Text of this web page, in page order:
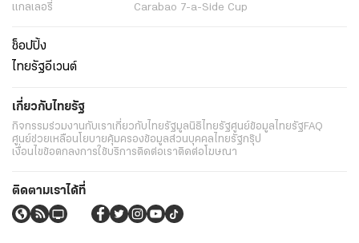
แกลเลอรี่
Carabao 7-a-Side Cup
ช็อปปิ้ง
ไทยรัฐอีเวนต์
เกี่ยวกับไทยรัฐ
กิจกรรมร่วมงานกับเราเกี่ยวกับไทยรัฐมูลนิธิไทยรัฐศูนย์ข้อมูลไทยรัฐFAQ
ศูนย์ช่วยเหลือนโยบายคุ้มครองข้อมูลส่วนบุคคลไทยรัฐกรุ๊ป
เงื่อนไขข้อตกลงการใช้บริการติดต่อเราติดต่อโฆษณา
ติดตามเราได้ที่